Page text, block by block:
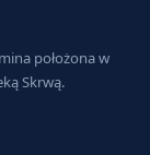
położona w
Skrwą.